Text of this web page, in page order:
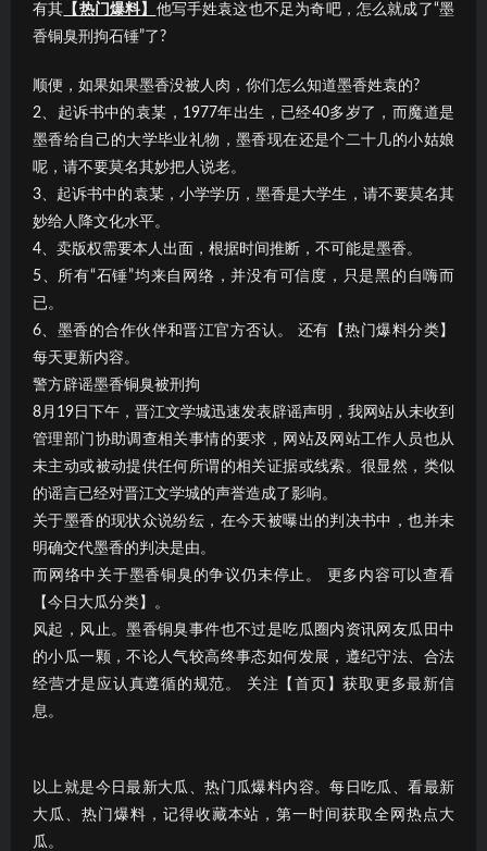
有其 【热门爆料】 他写手姓袁这也不足为奇吧，怎么就成了“墨
香铜臭刑拘石锤”了?
顺便，如果如果墨香没被人肉，你们怎么知道墨香姓袁的?
2、起诉书中的袁某，1977年出生，已经40多岁了，而魔道是
墨香给自己的大学毕业礼物，墨香现在还是个二十几的小姑娘
呢，请不要莫名其妙把人说老。
3、起诉书中的袁某，小学学历，墨香是大学生，请不要莫名其
妙给人降文化水平。
4、卖版权需要本人出面，根据时间推断，不可能是墨香。
5、所有“石锤”均来自网络，并没有可信度，只是黑的自嗨而
已。
6、墨香的合作伙伴和晋江官方否认。 还有【热门爆料分类】
每天更新内容。
警方辟谣墨香铜臭被刑拘
8月19日下午，晋江文学城迅速发表辟谣声明，我网站从未收到
管理部门协助调查相关事情的要求，网站及网站工作人员也从
未主动或被动提供任何所谓的相关证据或线索。很显然，类似
的谣言已经对晋江文学城的声誉造成了影响。
关于墨香的现状众说纷纭，在今天被曝出的判决书中，也并未
明确交代墨香的判决是由。
而网络中关于墨香铜臭的争议仍未停止。 更多内容可以查看
【今日大瓜分类】。
风起，风止。墨香铜臭事件也不过是吃瓜圈内资讯网友瓜田中
的小瓜一颗，不论人气较高终事态如何发展，遵纪守法、合法
经营才是应认真遵循的规范。 关注【首页】获取更多最新信
息。
以上就是今日最新大瓜、热门瓜爆料内容。每日吃瓜、看最新
大瓜、热门爆料，记得收藏本站，第一时间获取全网热点大
瓜。